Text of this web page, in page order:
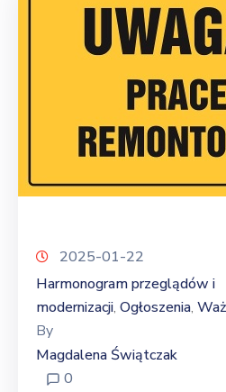
2025-01-22
Harmonogram przeglądów i
modernizacji‚ Ogłoszenia‚
By
Magdalena Świątczak
0